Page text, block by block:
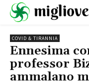
COVID & TIRANNIA
Ennesima
professor
ammalano